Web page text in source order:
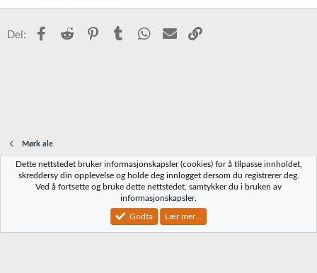
Del: Facebook
Reddit PinterestTumblr WhatsApp
E-post
Mørk ale
Norbrygg-default
Vilkår og regler Personvernregler
Community platform by XenForo® © 2010-2023 XenForo Ltd.
Dette nettstedet bruker informasjonskapsler (cookies) for å tilpasse innholdet,
skreddersy din opplevelse og holde deg innlogget dersom du registrerer deg.
Ved å fortsette og bruke dette nettstedet, samtykker du i bruken av
informasjonskapsler.
Godta Lær mer...